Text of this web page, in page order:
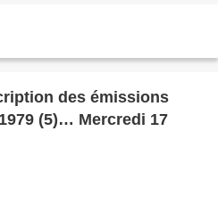
des émissions
(5)… Mercredi 17